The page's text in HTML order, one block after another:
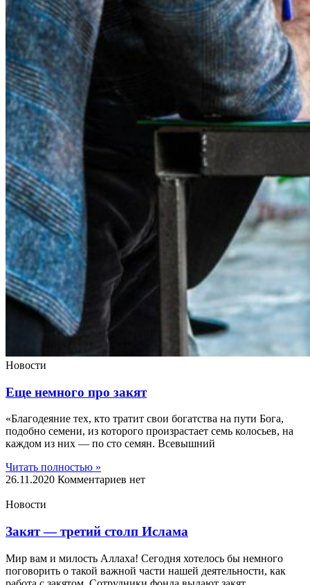
Новости
Еще немного про закят
«Благодеяние тех, кто тратит свои богатства на пути Бога,
подобно семени, из которого произрастает семь колосьев, на
каждом из них — по сто семян. Всевышний
Читать полностью »
26.11.2020 Комментариев нет
Новости
Закят — третий столп Ислама
Мир вам и милость Аллаха! Сегодня хотелось бы немного
поговорить о такой важной части нашей деятельности, как